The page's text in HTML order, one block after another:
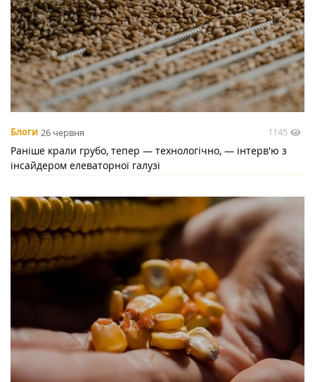
Блоги 26 червня 1145
Раніше крали грубо, тепер — технологічно, — інтерв'ю з
інсайдером елеваторної галузі